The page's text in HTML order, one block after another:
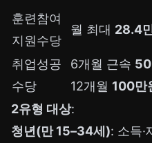
훈련참여
지원수당
월 최대 28.4
취업성공
수당
6개월 근속
12개월 100만
2유형 대상:
청년(만 15–34세): 소득·